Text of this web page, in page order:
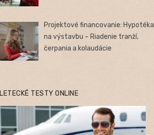
Projektové financovanie: Hypotéka
na výstavbu – Riadenie tranží,
čerpania a kolaudácie
LETECKÉ TESTY ONLINE